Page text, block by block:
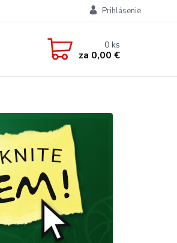
Prihlásenie
0ks
za 0,00 €